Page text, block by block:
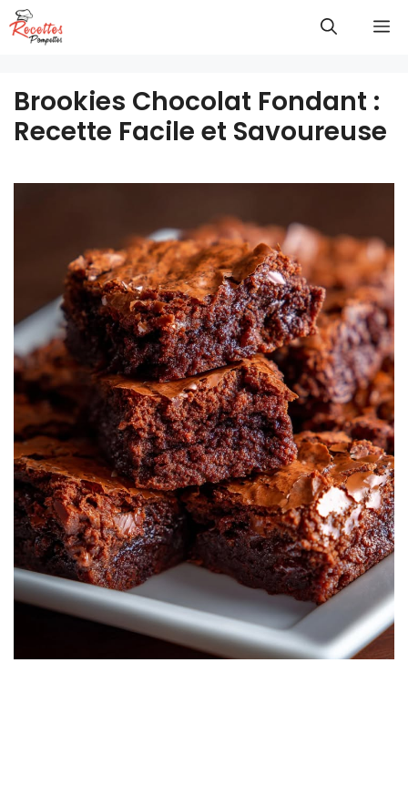
Aller
au
Brookies Chocolat Fondant :
Recette Facile et Savoureuse